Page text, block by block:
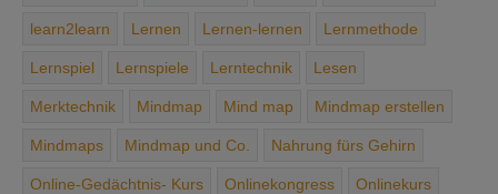
learn2learn Lernen Lernen-lernen Lernmethode
Lernspiel Lernspiele Lerntechnik Lesen
Merktechnik Mindmap Mind map Mindmap erstellen
Mindmaps Mindmap und Co. Nahrung ­fürs ­Gehirn
Online-Gedächtnis- Kurs Onlinekongress Onlinekurs